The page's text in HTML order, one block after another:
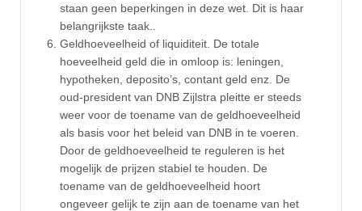
staan geen beperkingen in deze wet. Dit is haar
belangrijkste taak..
Geldhoeveelheid of liquiditeit. De totale
hoeveelheid geld die in omloop is: leningen,
hypotheken, deposito’s, contant geld enz. De
oud-president van DNB Zijlstra pleitte er steeds
weer voor de toename van de geldhoeveelheid
als basis voor het beleid van DNB in te voeren.
Door de geldhoeveelheid te reguleren is het
mogelijk de prijzen stabiel te houden. De
toename van de geldhoeveelheid hoort
ongeveer gelijk te zijn aan de toename van het